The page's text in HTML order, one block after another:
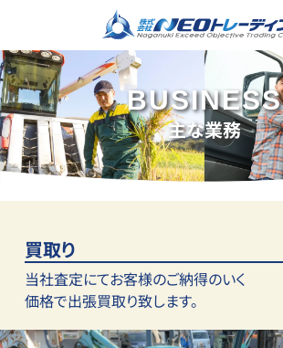
BUSINESS
主な業務
買取り
当社査定にてお客様のご納得のいく
価格で出張買取り致します。